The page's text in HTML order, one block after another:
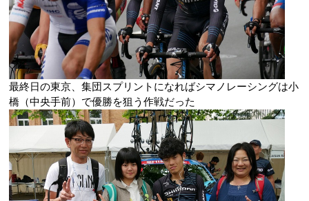
最終日の東京、集団スプリントになればシマノレーシングは小
橋（中央手前）で優勝を狙う作戦だった